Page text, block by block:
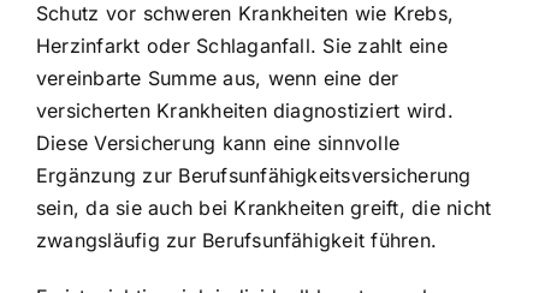
Schutz vor schweren Krankheiten wie Krebs,
Herzinfarkt oder Schlaganfall. Sie zahlt eine
vereinbarte Summe aus, wenn eine der
versicherten Krankheiten diagnostiziert wird.
Diese Versicherung kann eine sinnvolle
Ergänzung zur Berufsunfähigkeitsversicherung
sein, da sie auch bei Krankheiten greift, die nicht
zwangsläufig zur Berufsunfähigkeit führen.